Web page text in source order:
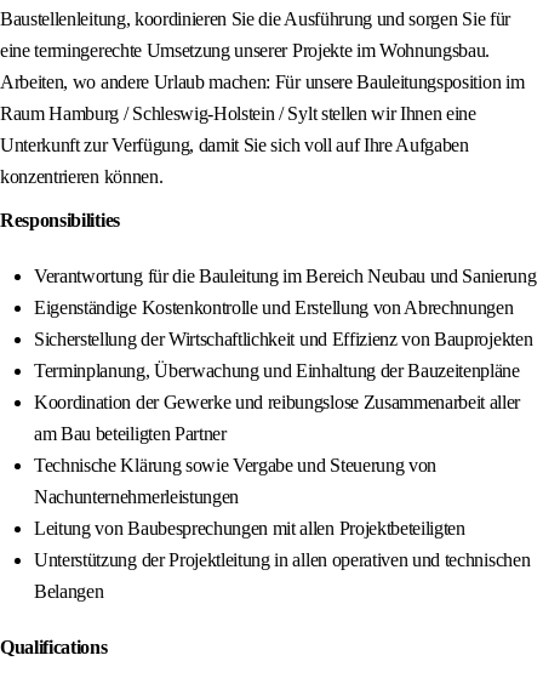
Baustellenleitung, koordinieren Sie die Ausführung und sorgen Sie für
eine termingerechte Umsetzung unserer Projekte im Wohnungsbau.
Arbeiten, wo andere Urlaub machen: Für unsere Bauleitungsposition im
Raum Hamburg / Schleswig-Holstein / Sylt stellen wir Ihnen eine
Unterkunft zur Verfügung, damit Sie sich voll auf Ihre Aufgaben
konzentrieren können.
Responsibilities
Verantwortung für die Bauleitung im Bereich Neubau und Sanierung
Eigenständige Kostenkontrolle und Erstellung von Abrechnungen
Sicherstellung der Wirtschaftlichkeit und Effizienz von Bauprojekten
Terminplanung, Überwachung und Einhaltung der Bauzeitenpläne
Koordination der Gewerke und reibungslose Zusammenarbeit aller
am Bau beteiligten Partner
Technische Klärung sowie Vergabe und Steuerung von
Nachunternehmerleistungen
Leitung von Baubesprechungen mit allen Projektbeteiligten
Unterstützung der Projektleitung in allen operativen und technischen
Belangen
Qualifications